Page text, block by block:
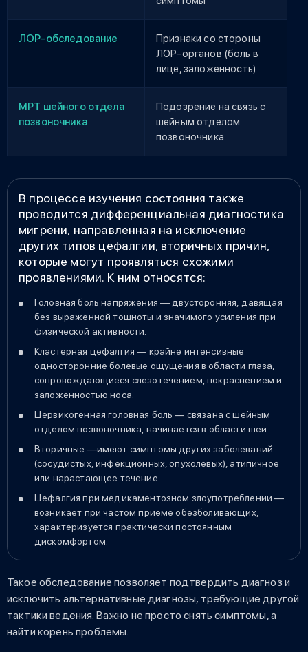
ЛОР-обследование
Признаки со стороны
ЛОР-органов (боль в
лице, заложенность)
МРТ шейного отдела
позвоночника
Подозрение на связь с
шейным отделом
позвоночника
В процессе изучения состояния также
проводится дифференциальная диагностика
мигрени, направленная на исключение
других типов цефалгии, вторичных причин,
которые могут проявляться схожими
проявлениями. К ним относятся:
Головная боль напряжения — двусторонняя, давящая
без выраженной тошноты и значимого усиления при
физической активности.
Кластерная цефалгия — крайне интенсивные
односторонние болевые ощущения в области глаза,
сопровождающиеся слезотечением, покраснением и
заложенностью носа.
Цервикогенная головная боль — связана с шейным
отделом позвоночника, начинается в области шеи.
Вторичные —имеют симптомы других заболеваний
(сосудистых, инфекционных, опухолевых), атипичное
или нарастающее течение.
Цефалгия при медикаментозном злоупотреблении —
возникает при частом приеме обезболивающих,
характеризуется практически постоянным
дискомфортом.
Такое обследование позволяет подтвердить диагноз и
исключить альтернативные диагнозы, требующие другой
тактики ведения. Важно не просто снять симптомы, а
найти корень проблемы.